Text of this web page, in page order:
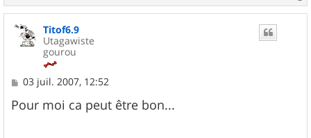
a
Titof6.9
Utagawiste
gourou
M
s
s
03 juil. 2007, 12:52
Pour moi ca peut être bon...